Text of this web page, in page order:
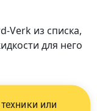
Verk из списка,
для него
или